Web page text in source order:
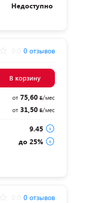
Недоступно
0 отзывов
В корзину
от75,60
/мес
от31,50 /мес
9.45
до 25%
0 отзывов